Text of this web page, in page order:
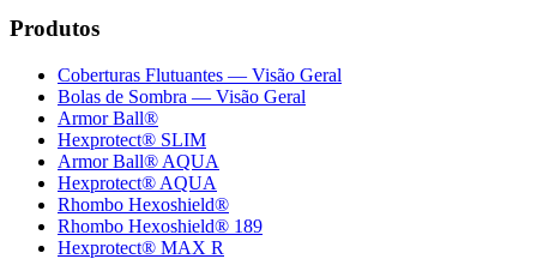
Produtos
Coberturas Flutuantes — Visão Geral
Bolas de Sombra — Visão Geral
Armor Ball®
Hexprotect® SLIM
Armor Ball® AQUA
Hexprotect® AQUA
Rhombo Hexoshield®
Rhombo Hexoshield® 189
Hexprotect® MAX R